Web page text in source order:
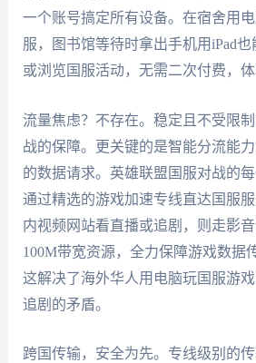
一个账号搞定所有设备。在宿舍用
服，图书馆等待时拿出手机用iPad
或浏览国服活动，无需二次付费，体
流量焦虑？不存在。稳定且不受限
战的保障。更关键的是智能分流能
的数据请求。英雄联盟国服对战的
通过精选的游戏加速专线直达国服
内视频网站看直播或追剧，则走影
100M带宽资源，全力保障游戏数据
这解决了海外华人用电脑玩国服游
追剧的矛盾。
跨国传输，安全为先。专线级别的